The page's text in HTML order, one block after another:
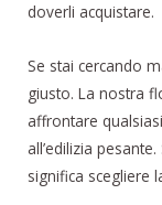
doverli acquistare.
Se stai cercando
giusto. La nostra
affrontare
all’edilizia
significa scegliere